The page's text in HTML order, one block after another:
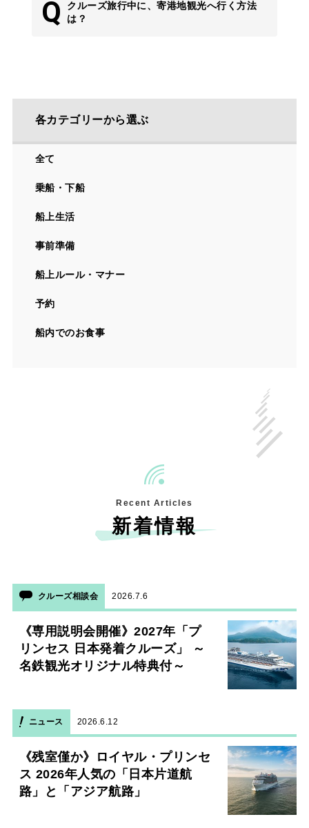
Q
クルーズ旅行中に、寄港地観光へ行く方法
は？
各カテゴリーから選ぶ
全て
乗船・下船
船上生活
事前準備
船上ルール・マナー
予約
船内でのお食事
Recent Articles
新着情報
クルーズ相談会 2026.7.6
《専用説明会開催》2027年「プ
リンセス 日本発着クルーズ」 ～
名鉄観光オリジナル特典付～
ニュース 2026.6.12
《残室僅か》ロイヤル・プリンセ
ス 2026年人気の「日本片道航
路」と「アジア航路」